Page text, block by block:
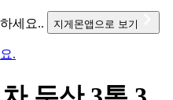
세요.. 지게몬앱으로 보기
.